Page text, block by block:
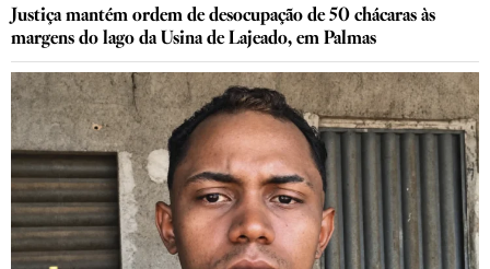
Justiça mantém ordem de desocupação de 50 chácaras às
margens do lago da Usina de Lajeado, em Palmas